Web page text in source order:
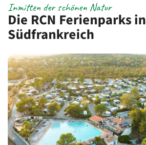
Die RCN Ferienparks in
Südfrankreich
Inmitten der schönen Natur